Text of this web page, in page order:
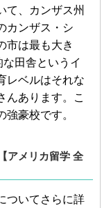
て、カンザス州
カンザス・シ
市は最も大き
田舎というイ
レベルはそれな
んあります。こ
豪校です。
アメリカ留学 全
ついてさらに詳